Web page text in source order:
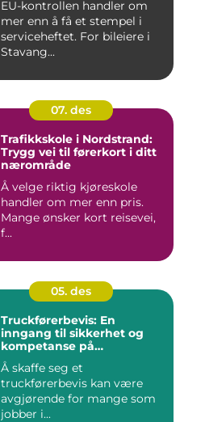
EU-kontrollen handler om
mer enn å få et stempel i
serviceheftet. For bileiere i
Stavang...
07. des
Trafikkskole i Nordstrand:
Trygg vei til førerkort i ditt
nærområde
Å velge riktig kjøreskole
handler om mer enn pris.
Mange ønsker kort reisevei,
f...
05. des
Truckførerbevis: En
inngang til sikkerhet og
kompetanse på
arbeidsplassen
Å skaffe seg et
truckførerbevis kan være
avgjørende for mange som
jobber i...